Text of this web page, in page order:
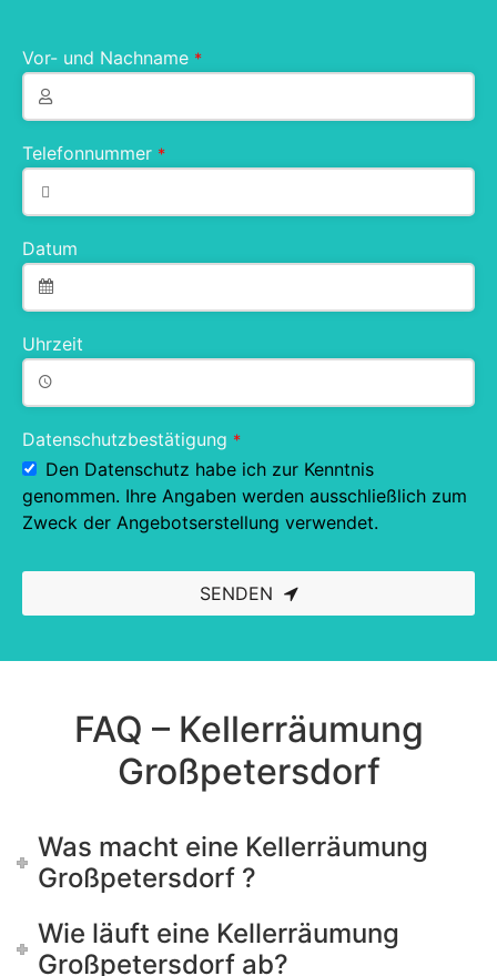
Vor- und Nachname *
Telefonnummer *
Datum
Uhrzeit
Datenschutzbestätigung *
Den Datenschutz habe ich zur Kenntnis
genommen. Ihre Angaben werden ausschließlich zum
Zweck der Angebotserstellung verwendet.
SENDEN
should
FAQ – Kellerräumung
Großpetersdorf
Was macht eine Kellerräumung
Großpetersdorf ?
Wie läuft eine Kellerräumung
Großpetersdorf ab?